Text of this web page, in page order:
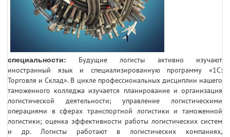
специальности: Будущие логисты активно изучают
иностранный язык и специализированную программу «1С:
Торговля и Склад». В цикле профессиональных дисциплин нашего
таможенного колледжа изучается планирование и организация
логистической деятельности; управление логистическими
операциями в сферах транспортной логистики и таможенной
логистики; оценка эффективности работы логистических систем
и др. Логисты работают в логистических компаниях,